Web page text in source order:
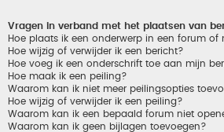
Vragen in verband met het plaatsen van
Hoe plaats ik een onderwerp in een forum of
Hoe wijzig of verwijder ik een bericht?
Hoe voeg ik een onderschrift toe aan mijn
Hoe maak ik een peiling?
Waarom kan ik niet meer peilingsopties
Hoe wijzig of verwijder ik een peiling?
Waarom kan ik een bepaald forum niet
Waarom kan ik geen bijlagen toevoegen?